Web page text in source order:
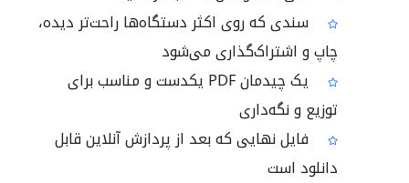
سندی که روی اکثر دستگاه‌ها راحت‌تر دیده،
چاپ و اشتراک‌گذاری می‌شود
یک چیدمان PDF یکدست و مناسب برای
توزیع و نگه‌داری
فایل نهایی که بعد از پردازش آنلاین قابل
دانلود است